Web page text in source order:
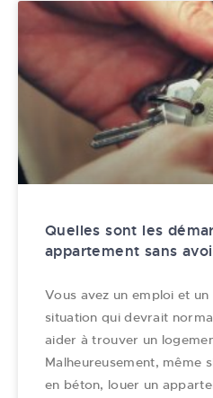
Quelles sont les
appartement sans
Vous avez un emploi et
situation qui devrait
aider à trouver un
Malheureusement, même
en béton, louer un